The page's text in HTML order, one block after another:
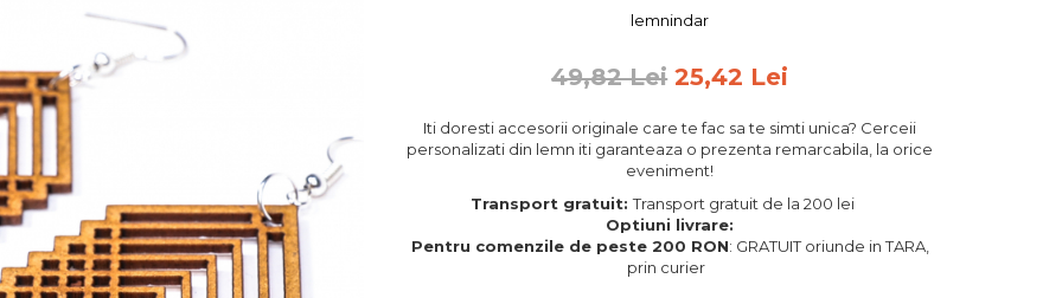
lemnindar
49,82 Lei 25,42 Lei
Iti doresti accesorii originale care te fac sa te simti unica? Cerceii
personalizati din lemn iti garanteaza o prezenta remarcabila, la orice
eveniment!
Transport gratuit:Transport gratuit de la 200 lei
Optiuni livrare:
Pentru comenzile de peste 200 RON: GRATUIT oriunde in TARA,
prin curier